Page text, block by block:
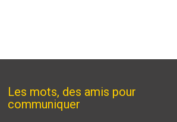
Les mots, des amis pour
communiquer